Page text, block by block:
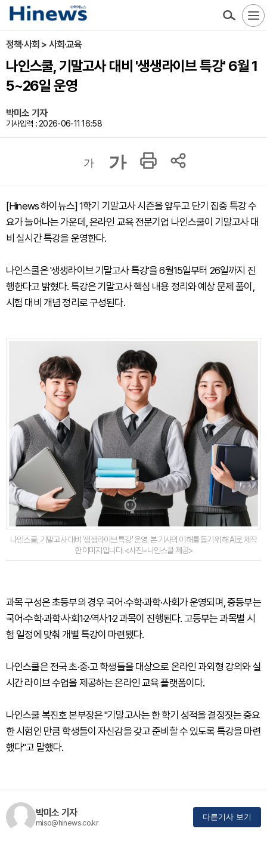
정책·사회 > 사회·교육
나인스쿨, 기말고사 대비 '생생라이브 특강' 6월 1
5~26일 운영
박미소 기자
기사입력 : 2026-06-11 16:58
가 가
[Hinews 하이뉴스] 1학기 기말고사 시즌을 앞두고 단기 집중 특강 수
요가 늘어나는 가운데, 온라인 교육 전문기업 나인스쿨이 기말고사 대
비 실시간 특강을 운영한다.
나인스쿨은 '생생라이브 기말고사 특강'을 6월15일부터 26일까지 진
행한다고 밝혔다. 특강은 기말고사 핵심 내용 정리와 예상 문제 풀이,
시험 대비 개념 정리로 구성된다.
나인스쿨, 기말고사 대비 '생생라이브 특강' 운영. 본 기사의 이해를 돕기 위해 AI로 제작
한 이미지입니다. <사진=나인스쿨 제공>
과목 구성은 초등부의 경우 국어·수학·과학·사회가 운영되며, 중등부는
국어·수학·과학·사회1·2·역사1·2 과목이 진행된다. 고등부는 과목별 시
험 일정에 맞춰 개별 특강이 마련됐다.
나인스쿨은 전국 초·중·고 학생들을 대상으로 온라인 과외형 강의와 실
시간 라이브 수업을 제공하는 온라인 교육 플랫폼이다.
나인스쿨 복진호 본부장은 "기말고사는 한 학기 성적을 결정짓는 중요
한 시험인 만큼 학생들이 자신감을 갖고 준비할 수 있도록 특강을 마련
했다"고 말했다.
박미소 기자
miso@hinews.co.kr
다른기사 보기